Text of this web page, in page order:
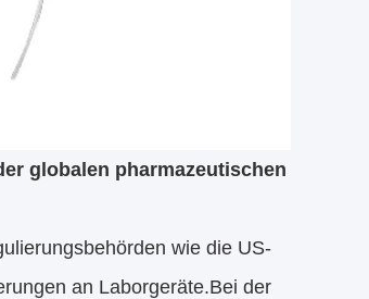
globalen pharmazeutischen
wie die US-
an Laborgeräte.Bei der